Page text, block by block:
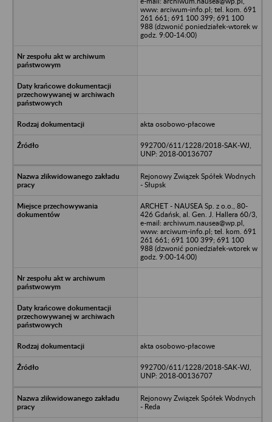
www: arciwum-info.pl; tel. kom. 691
261 661; 691 100 399; 691 100
988 (dzwonić poniedziałek-wtorek w
godz. 9:00-14:00)
akta osobowo-płacowe
992700/611/1228/2018-SAK-WJ,
UNP: 2018-00136707
Rejonowy Związek Spółek Wodnych
- Słupsk
ARCHET - NAUSEA Sp. z o.o., 80-
426 Gdańsk, al. Gen. J. Hallera 60/3,
e-mail: archiwum.nausea@wp.pl,
www: arciwum-info.pl; tel. kom. 691
261 661; 691 100 399; 691 100
988 (dzwonić poniedziałek-wtorek w
godz. 9:00-14:00)
akta osobowo-płacowe
992700/611/1228/2018-SAK-WJ,
UNP: 2018-00136707
Rejonowy Związek Spółek Wodnych
- Reda